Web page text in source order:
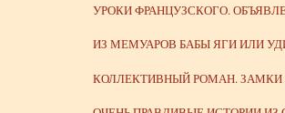
УРОКИ ФРАНЦУЗСКОГО.
ИЗ МЕМУАРОВ БАБЫ ЯГИ ИЛИ
КОЛЛЕКТИВНЫЙ РОМАН. ЗАМКИ